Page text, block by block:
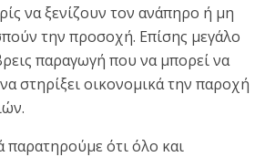
να ξενίζουν τον ανάπηρο ή μη
την προσοχή. Επίσης μεγάλο
παραγωγή που να μπορεί να
στηρίξει οικονομικά την παροχή
ότι όλο και